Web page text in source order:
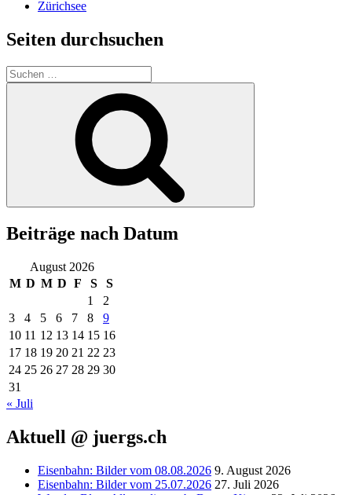
Zürichsee
Seiten durchsuchen
Suchen
nach:
Beiträge nach Datum
August 2026
M D M D F S
S
1
2
3
4 5 6 7 8
9
10 11 12 13 14 15 16
17 18 19 20 21 22 23
24 25 26 27 28 29 30
31
« Juli
Aktuell @ juergs.ch
Eisenbahn: Bilder vom 08.08.2026 9. August 2026
Eisenbahn: Bilder vom 25.07.2026 27. Juli 2026